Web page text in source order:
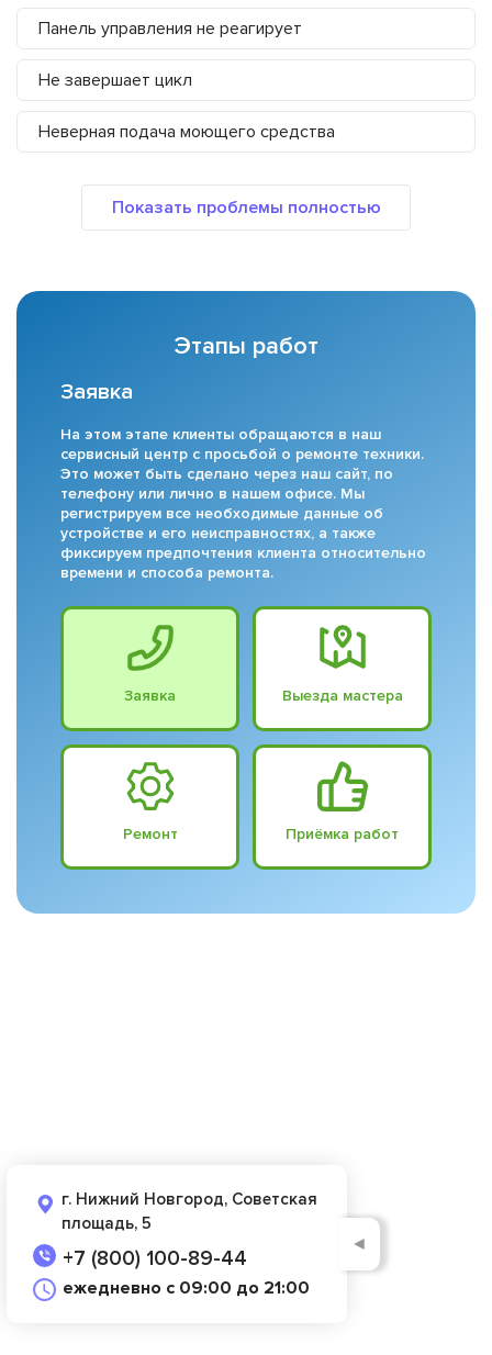
Панель управления не реагирует
Не завершает цикл
Неверная подача моющего средства
Этапы работ
Заявка
На этом этапе клиенты обращаются в наш
сервисный центр с просьбой о ремонте техники.
Это может быть сделано через наш сайт, по
телефону или лично в нашем офисе. Мы
регистрируем все необходимые данные об
устройстве и его неисправностях, а также
фиксируем предпочтения клиента относительно
времени и способа ремонта.
Заявка Выезда мастера
Ремонт Приёмка работ
г. Нижний Новгород, Советская
площадь, 5
+7 (800) 100-89-44
ежедневно с 09:00 до 21:00
◄